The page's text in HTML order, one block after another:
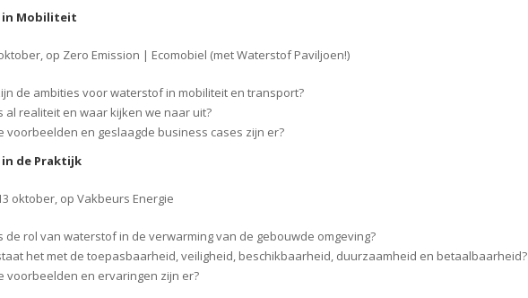
Mobiliteit
op Zero Emission | Ecomobiel (met Waterstof Paviljoen!)
de ambities voor waterstof in mobiliteit en transport?
al realiteit en waar kijken we naar uit?
voorbeelden en geslaagde business cases zijn er?
de Praktijk
oktober, op Vakbeurs Energie
de rol van waterstof in de verwarming van de gebouwde omgeving?
het met de toepasbaarheid, veiligheid, beschikbaarheid, duurzaamheid en betaalbaarheid?
voorbeelden en ervaringen zijn er?